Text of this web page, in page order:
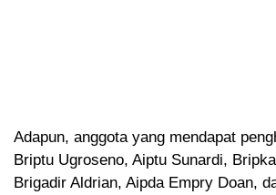
Adapun, anggota yang mendapat
Briptu Ugroseno, Aiptu Sunardi,
Brigadir Aldrian, Aipda Empry Doan,